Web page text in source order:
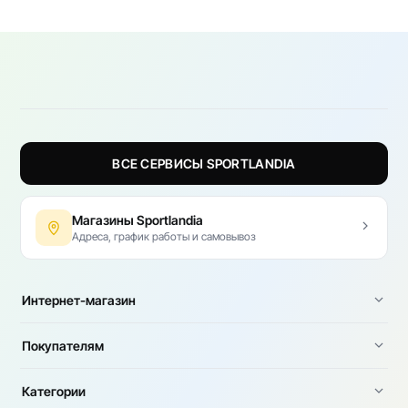
ВСЕ СЕРВИСЫ SPORTLANDIA
Магазины Sportlandia
Адреса, график работы и самовывоз
Интернет-магазин
Покупателям
Категории